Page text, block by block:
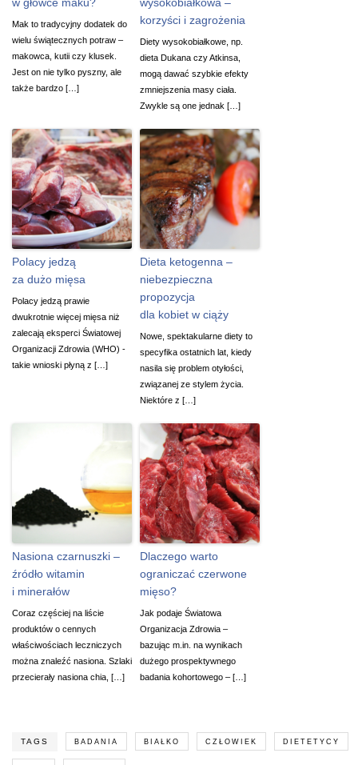
Mak to tradycyjny dodatek do
wielu świątecznych potraw –
makowca, kutii czy klusek.
Jest on nie tylko pyszny, ale
także bardzo […]
korzyści i zagrożenia
Diety wysokobiałkowe, np.
dieta Dukana czy Atkinsa,
mogą dawać szybkie efekty
zmniejszenia masy ciała.
Zwykle są one jednak […]
Polacy jedzą
za dużo mięsa
Polacy jedzą prawie
dwukrotnie więcej mięsa niż
zalecają eksperci Światowej
Organizacji Zdrowia (WHO) -
takie wnioski płyną z […]
Dieta ketogenna –
niebezpieczna
propozycja
dla kobiet w ciąży
Nowe, spektakularne diety to
specyfika ostatnich lat, kiedy
nasila się problem otyłości,
związanej ze stylem życia.
Niektóre z […]
Nasiona czarnuszki –
źródło witamin
i minerałów
Coraz częściej na liście
produktów o cennych
właściwościach leczniczych
można znaleźć nasiona. Szlaki
przecierały nasiona chia, […]
Dlaczego warto
ograniczać czerwone
mięso?
Jak podaje Światowa
Organizacja Zdrowia –
bazując m.in. na wynikach
dużego prospektywnego
badania kohortowego – […]
TAGS BADANIA BIAŁKO CZŁOWIEK DIETETYCY